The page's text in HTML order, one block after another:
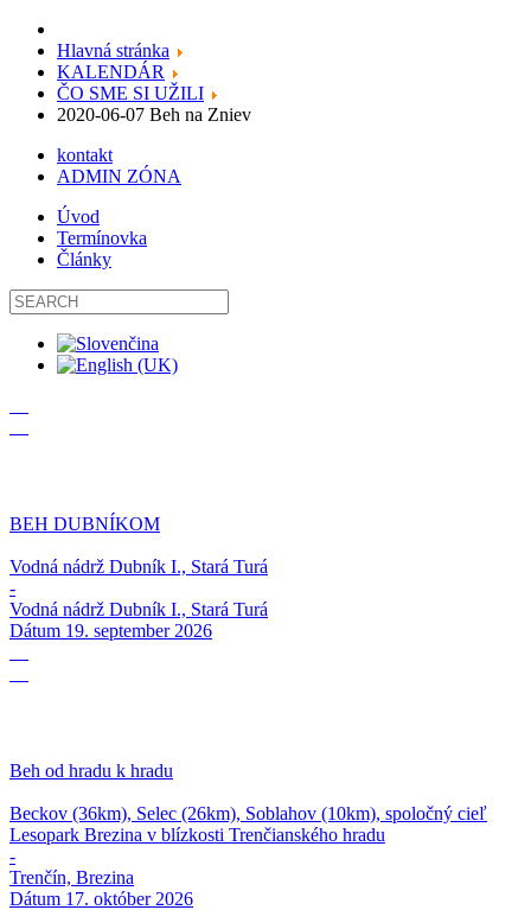
Hlavná stránka
KALENDÁR
ČO SME SI UŽILI
2020-06-07 Beh na Zniev
kontakt
ADMIN ZÓNA
Úvod
Termínovka
Články
BEH DUBNÍKOM
Vodná nádrž Dubník I., Stará Turá
-
Vodná nádrž Dubník I., Stará Turá
Dátum 19. september 2026
Beh od hradu k hradu
Beckov (36km), Selec (26km), Soblahov (10km), spoločný cieľ
Lesopark Brezina v blízkosti Trenčianského hradu
-
Trenčín, Brezina
Dátum 17. október 2026